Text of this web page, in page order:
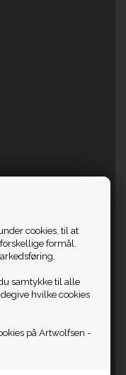
cookies, til at
formål.
samtykke til alle
hvilke cookies
på Artwolfsen -